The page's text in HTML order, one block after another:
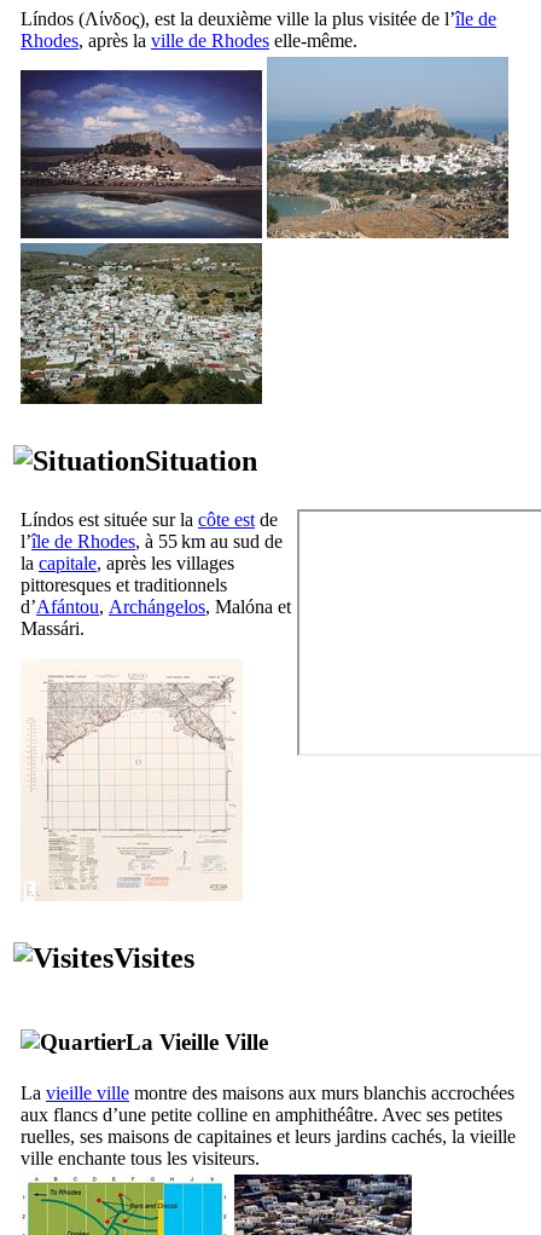
Líndos (Λίνδος), est la deuxième ville la plus visitée de l’île de
Rhodes, après la ville de Rhodes elle-même.
Situation
Líndos est située sur la côte est de
l’île de Rhodes, à 55 km au sud de
la capitale, après les villages
pittoresques et traditionnels
d’Afántou, Archángelos, Malóna et
Massári.
Visites
La Vieille Ville
La vieille ville montre des maisons aux murs blanchis accrochées
aux flancs d’une petite colline en amphithéâtre. Avec ses petites
ruelles, ses maisons de capitaines et leurs jardins cachés, la vieille
ville enchante tous les visiteurs.